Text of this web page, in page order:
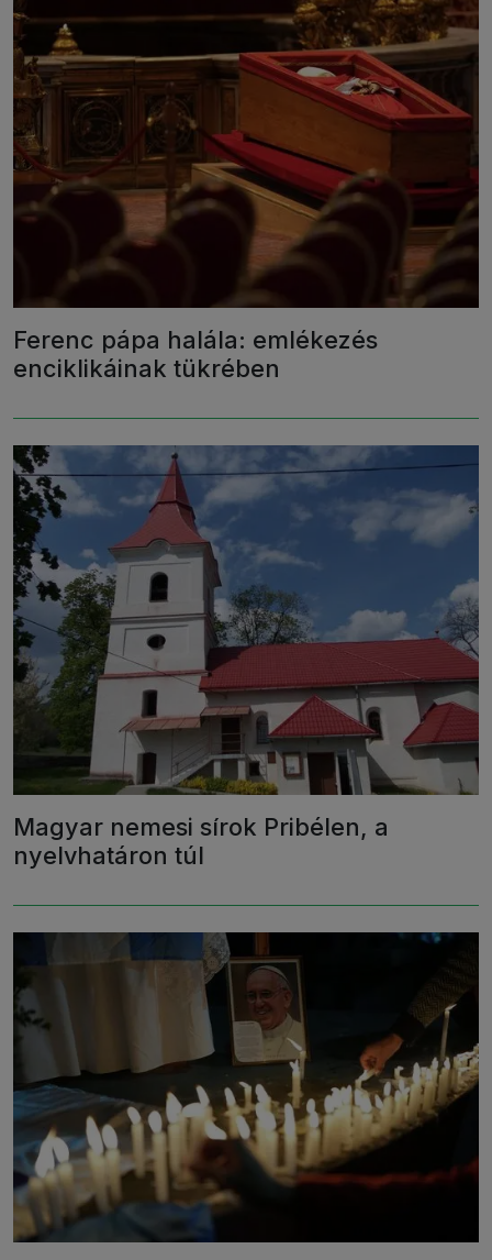
Ferenc pápa halála: emlékezés
enciklikáinak tükrében
Magyar nemesi sírok Pribélen, a
nyelvhatáron túl